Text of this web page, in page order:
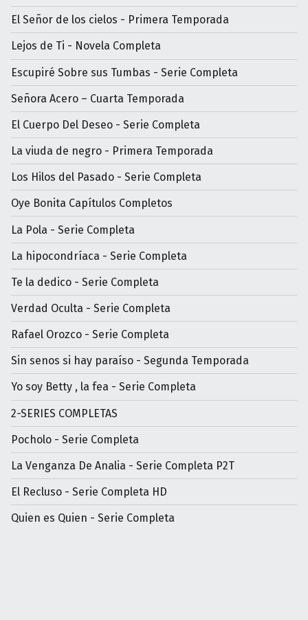
El Señor de los cielos - Primera Temporada
Lejos de Ti - Novela Completa
Escupiré Sobre sus Tumbas - Serie Completa
Señora Acero – Cuarta Temporada
El Cuerpo Del Deseo - Serie Completa
La viuda de negro - Primera Temporada
Los Hilos del Pasado - Serie Completa
Oye Bonita Capítulos Completos
La Pola - Serie Completa
La hipocondríaca - Serie Completa
Te la dedico - Serie Completa
Verdad Oculta - Serie Completa
Rafael Orozco - Serie Completa
Sin senos si hay paraíso - Segunda Temporada
Yo soy Betty , la fea - Serie Completa
2-SERIES COMPLETAS
Pocholo - Serie Completa
La Venganza De Analia - Serie Completa P2T
El Recluso - Serie Completa HD
Quien es Quien - Serie Completa